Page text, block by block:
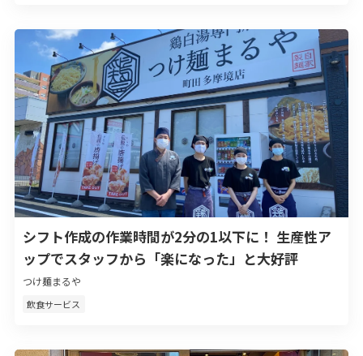
シフト作成の作業時間が2分の1以下に！ 生産性ア
ップでスタッフから「楽になった」と大好評
つけ麺まるや
飲食サービス